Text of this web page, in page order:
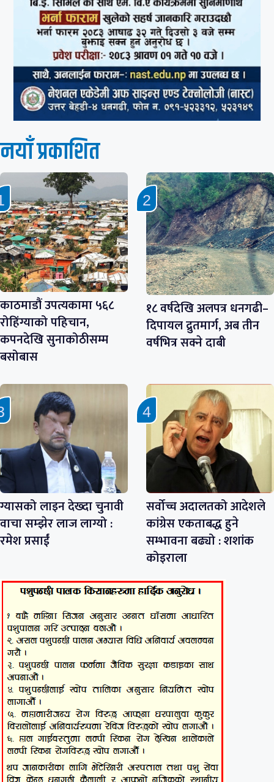
नयाँ प्रकाशित
काठमाडौं उपत्यकामा ५६८
रोहिंग्याको पहिचान,
कपनदेखि सुनाकोठीसम्म
बसोबास
१८ वर्षदेखि अलपत्र धनगढी–
दिपायल द्रुतमार्ग, अब तीन
वर्षभित्र सक्ने दाबी
ग्यासको लाइन देख्दा चुनावी
वाचा सम्झेर लाज लाग्यो :
रमेश प्रसाईं
सर्वोच्च अदालतको आदेशले
कांग्रेस एकताबद्ध हुने
सम्भावना बढ्यो : शशांक
कोइराला